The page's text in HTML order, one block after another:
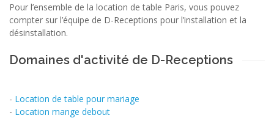
Pour l’ensemble de la location de table Paris, vous pouvez
compter sur l’équipe de D-Receptions pour l’installation et la
désinstallation.
Domaines d'activité de D-Receptions
- Location de table pour mariage
- Location mange debout